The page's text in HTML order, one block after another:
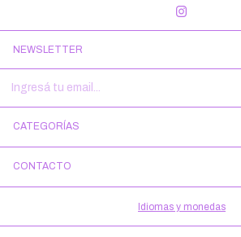
NEWSLETTER
CATEGORÍAS
CONTACTO
Idiomas y monedas